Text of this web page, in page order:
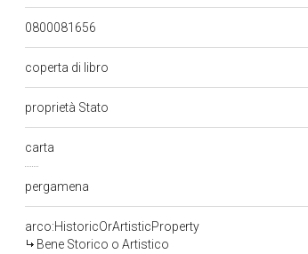
0800081656
coperta di libro
proprietà Stato
carta
pergamena
arco:HistoricOrArtisticProperty
Bene Storico o Artistico